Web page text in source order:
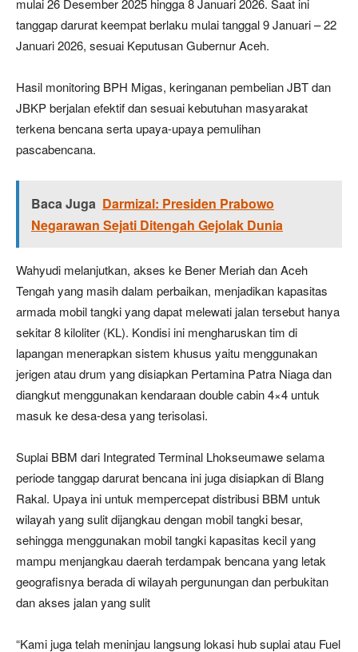
mulai 26 Desember 2025 hingga 8 Januari 2026. Saat ini
tanggap darurat keempat berlaku mulai tanggal 9 Januari – 22
Januari 2026, sesuai Keputusan Gubernur Aceh.
Hasil monitoring BPH Migas, keringanan pembelian JBT dan
JBKP berjalan efektif dan sesuai kebutuhan masyarakat
terkena bencana serta upaya-upaya pemulihan
pascabencana.
Baca Juga Darmizal: Presiden Prabowo
Negarawan Sejati Ditengah Gejolak Dunia
Wahyudi melanjutkan, akses ke Bener Meriah dan Aceh
Tengah yang masih dalam perbaikan, menjadikan kapasitas
armada mobil tangki yang dapat melewati jalan tersebut hanya
sekitar 8 kiloliter (KL). Kondisi ini mengharuskan tim di
lapangan menerapkan sistem khusus yaitu menggunakan
jerigen atau drum yang disiapkan Pertamina Patra Niaga dan
diangkut menggunakan kendaraan double cabin 4×4 untuk
masuk ke desa-desa yang terisolasi.
Suplai BBM dari Integrated Terminal Lhokseumawe selama
periode tanggap darurat bencana ini juga disiapkan di Blang
Rakal. Upaya ini untuk mempercepat distribusi BBM untuk
wilayah yang sulit dijangkau dengan mobil tangki besar,
sehingga menggunakan mobil tangki kapasitas kecil yang
mampu menjangkau daerah terdampak bencana yang letak
geografisnya berada di wilayah pergunungan dan perbukitan
dan akses jalan yang sulit
“Kami juga telah meninjau langsung lokasi hub suplai atau Fuel